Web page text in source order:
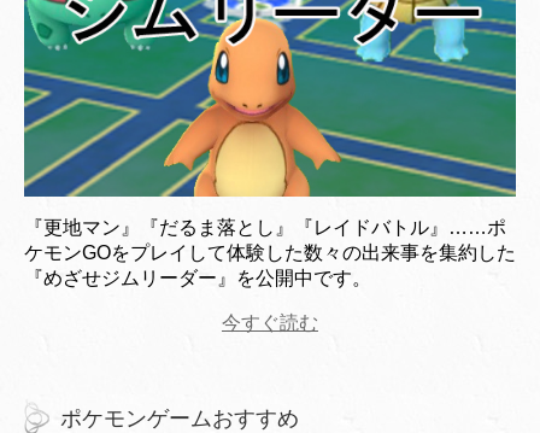
『更地マン』『だるま落とし』『レイドバトル』……ポ
ケモンGOをプレイして体験した数々の出来事を集約した
『めざせジムリーダー』を公開中です。
今すぐ読む
ポケモンゲームおすすめ